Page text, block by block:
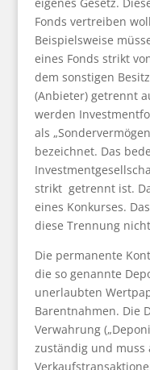
Fonds vertreiben
Beispielsweise
eines Fonds strikt
dem sonstigen
(Anbieter) getrennt
werden
als
bezeichnet. Das
strikt getrennt ist.
eines Konkurses.
diese Trennung
Die permanente
die so genannte
unerlaubten
Barentnahmen. Die
Verwahrung
zuständig und muss